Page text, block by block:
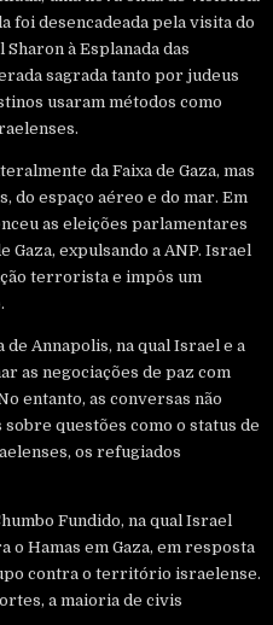
foi desencadeada pela visita do
à Esplanada das
sagrada tanto por judeus
usaram métodos como
da Faixa de Gaza, mas
do espaço aéreo e do mar. Em
as eleições parlamentares
Gaza, expulsando a ANP. Israel
terrorista e impôs um
Annapolis, na qual Israel e a
as negociações de paz com
entanto, as conversas não
questões como o status de
os refugiados
Fundido, na qual Israel
Hamas em Gaza, em resposta
contra o território israelense.
a maioria de civis